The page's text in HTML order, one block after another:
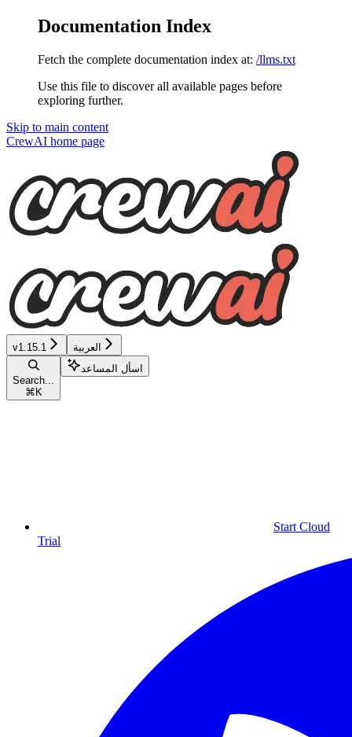
Documentation Index
Fetch the complete documentation index at: /llms.txt
Use this file to discover all available pages before
exploring further.
Skip to main content
CrewAI home page
v1.15.1 العربية
Search...
⌘ K
اسأل المساعد
Start Cloud
Trial